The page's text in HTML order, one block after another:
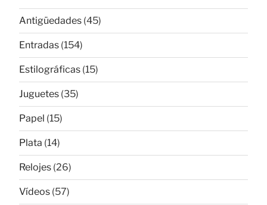
Antigüedades (45)
Entradas (154)
Estilográficas (15)
Juguetes (35)
Papel (15)
Plata (14)
Relojes (26)
Vídeos (57)